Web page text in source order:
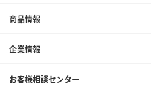
商品情報
企業情報
お客様相談センター